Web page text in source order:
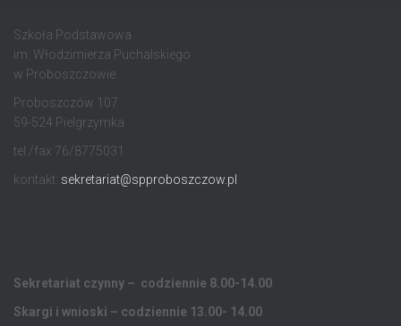
Szkoła Podstawowa
im. Włodzimierza Puchalskiego
w Proboszczowie
Proboszczów 107
59-524 Pielgrzymka
tel./fax 76/8775031
kontakt: sekretariat@spproboszczow.pl
Sekretariat czynny – codziennie 8.00-14.00
Skargi i wnioski – codziennie 13.00- 14.00